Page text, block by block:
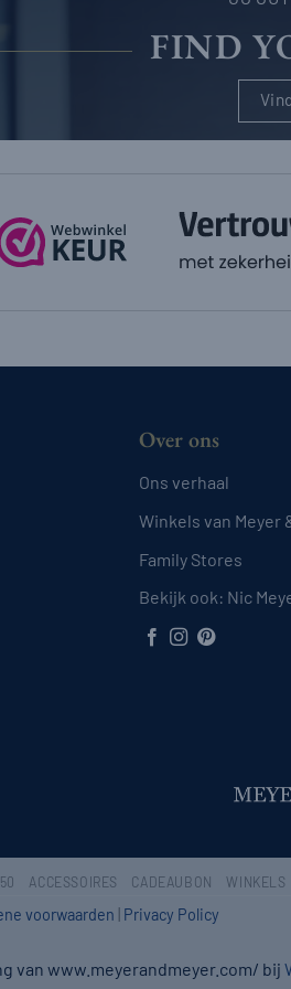
FIND
Over ons
Ons verhaal
Winkels van Meyer
Family Stores
Bekijk ook: Nic
ACCESSOIRES CADEAUBON WINKELS
voorwaarden Privacy Policy
van www.meyerandmeyer.com/ bij